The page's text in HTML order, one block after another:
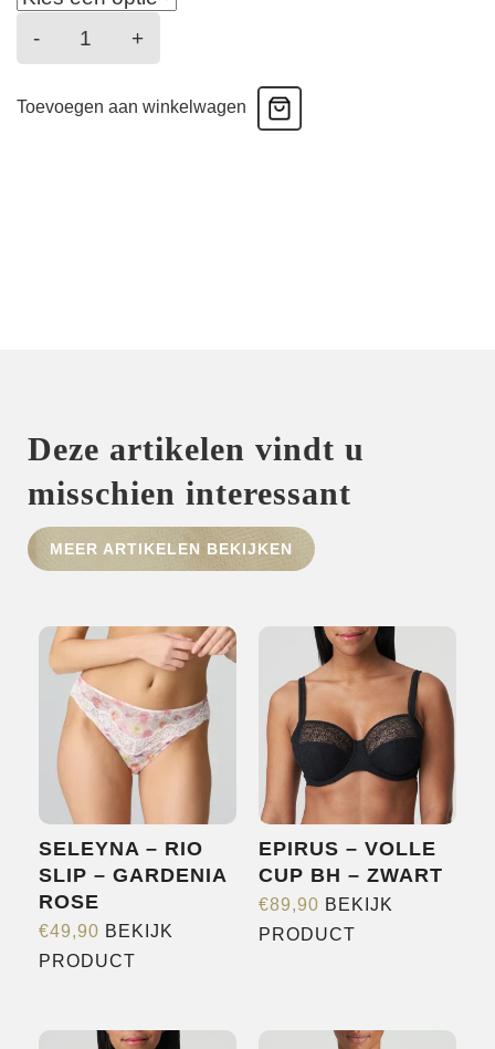
HOME
SHOP
MERKEN
NIEUWS
CONTACT
-
Lovelace
Cup
+
Toevoegen aan winkelwagen
Deze artikelen vindt u
misschien interessant
MEER ARTIKELEN BEKIJKEN
SELEYNA – RIO
SLIP – GARDENIA
ROSE
€49,90 BEKIJK
PRODUCT
EPIRUS – VOLLE
CUP BH – ZWART
€89,90 BEKIJK
PRODUCT